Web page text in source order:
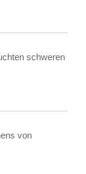
schweren
von